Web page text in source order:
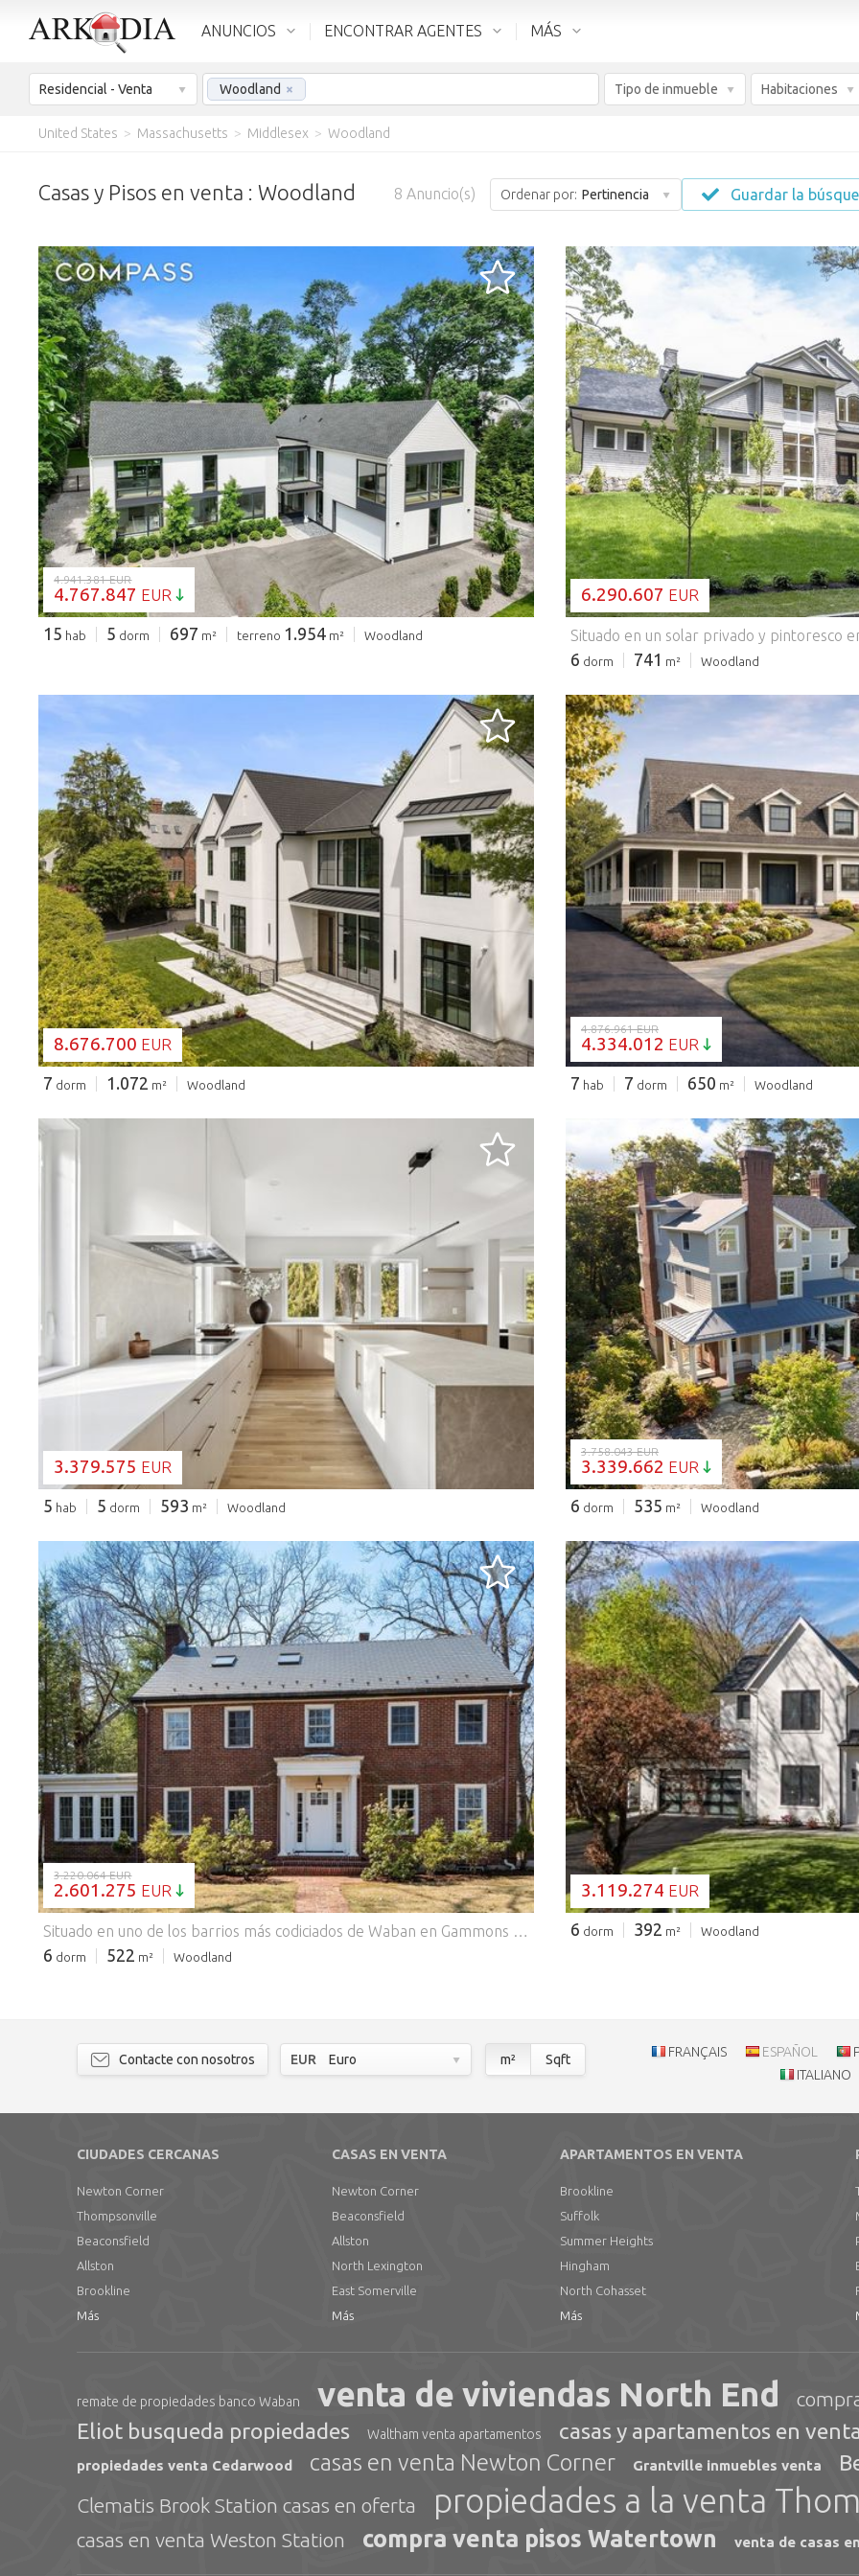
ANUNCIOS ENCONTRAR AGENTES MÁS
Residencial - Venta Woodland × Tipo de inmueble Habitaciones
United States > Massachusetts > Middlesex > Woodland
Casas y Pisos en venta : Woodland 8 Anuncio(s) Ordenar por: Pertinencia Guardar la
CARGANDO...
4.941.381 EUR
4.767.847 EUR
15 hab 5 dorm 697 m² terreno 1.954 m² Woodland
CARGANDO...
6.290.607 EUR
6 dorm 741 m² Woodland
CARGANDO...
8.676.700 EUR
7 dorm 1.072 m² Woodland
CARGANDO...
4.876.961 EUR
4.334.012 EUR
7 hab 7 dorm 650 m² Woodland
CARGANDO...
3.379.575 EUR
5 hab 5 dorm 593 m² Woodland
CARGANDO...
3.758.043 EUR
3.339.662 EUR
6 dorm 535 m² Woodland
CARGANDO...
3.220.064 EUR
2.601.275 EUR
6 dorm 522 m² Woodland
CARGANDO...
3.119.274 EUR
6 dorm 392 m² Woodland
Contacte con nosotros EUR Euro m² Sqft FRANÇAIS ESPAÑOL
ITALIANO
CIUDADES CERCANAS
Newton Corner
Thompsonville
Beaconsfield
Allston
Brookline
Más
CASAS EN VENTA
Newton Corner
Beaconsfield
Allston
North Lexington
East Somerville
Más
APARTAMENTOS EN VENTA
Brookline
Suffolk
Summer Heights
Hingham
North Cohasset
Más
remate de propiedades banco Waban venta de viviendas North End
Eliot busqueda propiedades Waltham venta apartamentos casas y apartamentos en
propiedades venta Cedarwood casas en venta Newton Corner Grantville inmuebles venta
Clematis Brook Station casas en oferta propiedades a la venta
casas en venta Weston Station compra venta pisos Watertown venta de casas